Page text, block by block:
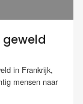
in Frankrijk,
mensen naar